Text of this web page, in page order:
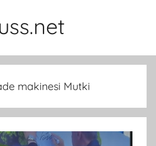
makinesi Mutki